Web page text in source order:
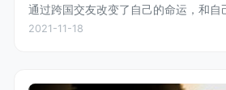
通过跨国交友改变了自己的命运，和自
的真实故事。
2021-11-18